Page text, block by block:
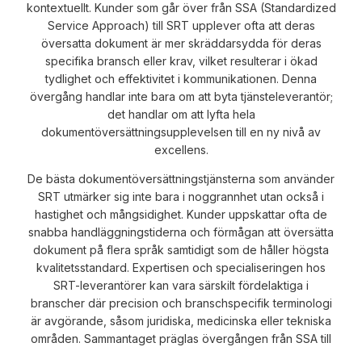
kontextuellt. Kunder som går över från SSA (Standardized
Service Approach) till SRT upplever ofta att deras
översatta dokument är mer skräddarsydda för deras
specifika bransch eller krav, vilket resulterar i ökad
tydlighet och effektivitet i kommunikationen. Denna
övergång handlar inte bara om att byta tjänsteleverantör;
det handlar om att lyfta hela
dokumentöversättningsupplevelsen till en ny nivå av
excellens.
De bästa dokumentöversättningstjänsterna som använder
SRT utmärker sig inte bara i noggrannhet utan också i
hastighet och mångsidighet. Kunder uppskattar ofta de
snabba handläggningstiderna och förmågan att översätta
dokument på flera språk samtidigt som de håller högsta
kvalitetsstandard. Expertisen och specialiseringen hos
SRT-leverantörer kan vara särskilt fördelaktiga i
branscher där precision och branschspecifik terminologi
är avgörande, såsom juridiska, medicinska eller tekniska
områden. Sammantaget präglas övergången från SSA till